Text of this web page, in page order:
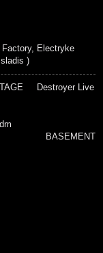
Electryke
)
Destroyer Live
BASEMENT